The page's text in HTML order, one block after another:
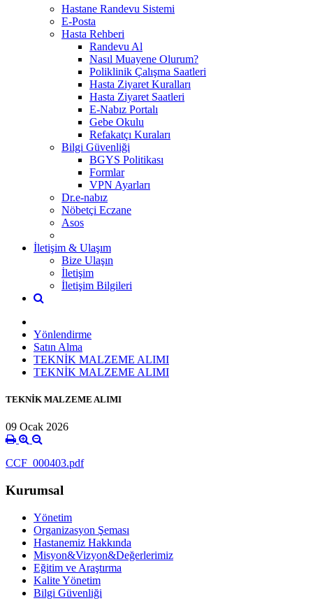
Hastane Randevu Sistemi
E-Posta
Hasta Rehberi
Randevu Al
Nasıl Muayene Olurum?
Poliklinik Çalışma Saatleri
Hasta Ziyaret Kuralları
Hasta Ziyaret Saatleri
E-Nabız Portalı
Gebe Okulu
Refakatçı Kuraları
Bilgi Güvenliği
BGYS Politikası
Formlar
VPN Ayarları
Dr.e-nabız
Nöbetçi Eczane
Asos
İletişim & Ulaşım
Bize Ulaşın
İletişim
İletişim Bilgileri
Yönlendirme
Satın Alma
TEKNİK MALZEME ALIMI
TEKNİK MALZEME ALIMI
TEKNİK MALZEME ALIMI
09 Ocak 2026
CCF_000403.pdf
Kurumsal
Yönetim
Organizasyon Şeması
Hastanemiz Hakkında
Misyon&Vizyon&Değerlerimiz
Eğitim ve Araştırma
Kalite Yönetim
Bilgi Güvenliği